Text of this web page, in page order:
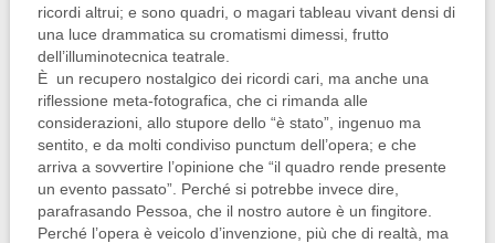
ricordi altrui; e sono quadri, o magari tableau vivant densi di
una luce drammatica su cromatismi dimessi, frutto
dell’illuminotecnica teatrale.
È un recupero nostalgico dei ricordi cari, ma anche una
riflessione meta-fotografica, che ci rimanda alle
considerazioni, allo stupore dello “è stato”, ingenuo ma
sentito, e da molti condiviso punctum dell’opera; e che
arriva a sovvertire l’opinione che “il quadro rende presente
un evento passato”. Perché si potrebbe invece dire,
parafrasando Pessoa, che il nostro autore è un fingitore.
Perché l’opera è veicolo d’invenzione, più che di realtà, ma